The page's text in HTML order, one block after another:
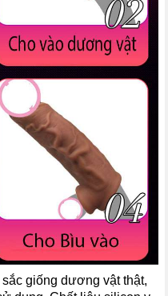
giống dương vật thật,